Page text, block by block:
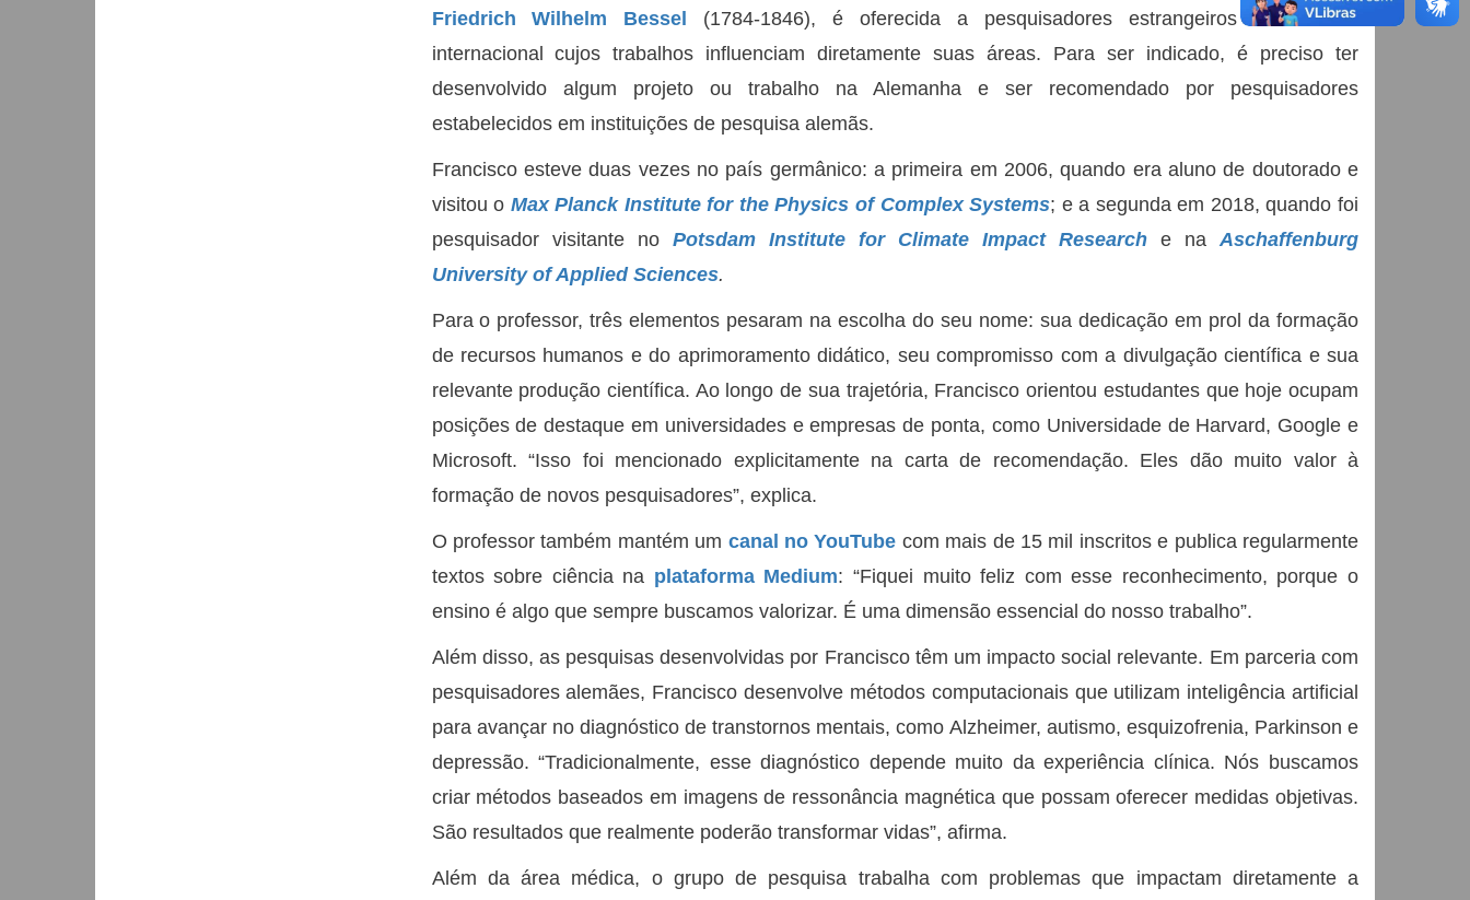
Friedrich Wilhelm Bessel (1784-1846), é oferecida a pesquisadores estrangeiros de renome
internacional cujos trabalhos influenciam diretamente suas áreas. Para ser indicado, é preciso ter
desenvolvido algum projeto ou trabalho na Alemanha e ser recomendado por pesquisadores
estabelecidos em instituições de pesquisa alemãs.
Francisco esteve duas vezes no país germânico: a primeira em 2006, quando era aluno de doutorado e
visitou o Max Planck Institute for the Physics of Complex Systems; e a segunda em 2018, quando foi
pesquisador visitante no Potsdam Institute for Climate Impact Researche naAschaffenburg
University of Applied Sciences.
Para o professor, três elementos pesaram na escolha do seu nome: sua dedicação em prol da formação
de recursos humanos e do aprimoramento didático, seu compromisso com a divulgação científica e sua
relevante produção científica. Ao longo de sua trajetória, Francisco orientou estudantes que hoje ocupam
posições de destaque em universidades e empresas de ponta, como Universidade de Harvard, Google e
Microsoft. “Isso foi mencionado explicitamente na carta de recomendação. Eles dão muito valor à
formação de novos pesquisadores”, explica.
O professor também mantém um canal no YouTube com mais de 15 mil inscritos e publica regularmente
textos sobre ciência na plataforma Medium: “Fiquei muito feliz com esse reconhecimento, porque o
ensino é algo que sempre buscamos valorizar. É uma dimensão essencial do nosso trabalho”.
Além disso, as pesquisas desenvolvidas por Francisco têm um impacto social relevante. Em parceria com
pesquisadores alemães, Francisco desenvolve métodos computacionais que utilizam inteligência artificial
para avançar no diagnóstico de transtornos mentais, como Alzheimer, autismo, esquizofrenia, Parkinson e
depressão. “Tradicionalmente, esse diagnóstico depende muito da experiência clínica. Nós buscamos
criar métodos baseados em imagens de ressonância magnética que possam oferecer medidas objetivas.
São resultados que realmente poderão transformar vidas”, afirma.
Além da área médica, o grupo de pesquisa trabalha com problemas que impactam diretamente a